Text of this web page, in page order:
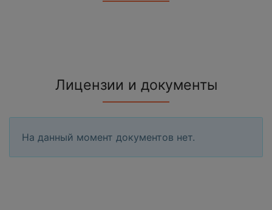
Лицензии и документы
На данный момент документов нет.